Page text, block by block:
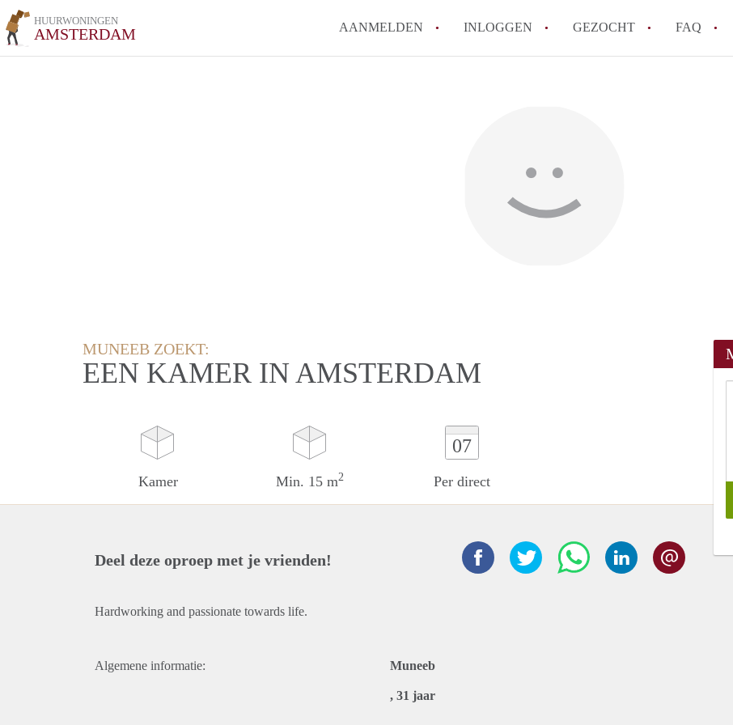
HUURWONINGEN
AMSTERDAM AANMELDEN INLOGGEN GEZOCHT FAQ
Hoe vind ik snel een huurwoning in
Wat is een normale huurprijs voor een
Alle veelgestelde vragen
MUNEEB ZOEKT:
EEN KAMER IN AMSTERDAM
Kamer Min. 15 m2
07
Per direct
Deel deze oproep met je vrienden!
Hardworking and passionate towards life.
Algemene informatie: Muneeb
, 31 jaar